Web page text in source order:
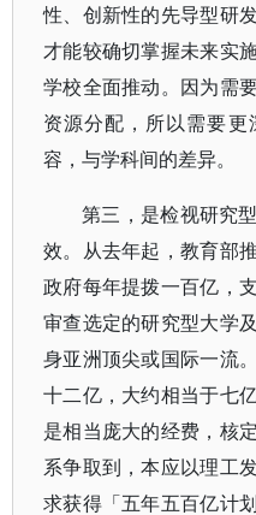
性、创新性的先导型研
才能较确切掌握未来实
学校全面推动。因为需
资源分配，所以需要
容，与学科间的差异。
第三，是检视研究
效。从去年起，教育部
政府每年提拨一百亿，
审查选定的研究型大学
身亚洲顶尖或国际一流
十二亿，大约相当于七
是相当庞大的经费，核
系争取到，本应以理工
求获得「五年五百亿计